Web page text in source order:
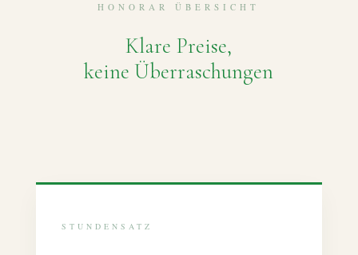
HONORAR ÜBERSICHT
Klare Preise,
keine Überraschungen
STUNDENSATZ